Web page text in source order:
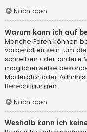
Nach oben
Warum kann ich auf
Manche Foren können
vorbehalten sein. Um
schreiben oder andere
möglicherweise
Moderator oder
Berechtigungen.
Nach oben
Weshalb kann ich